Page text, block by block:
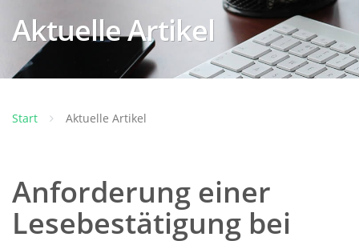
Aktuelle Artikel
Start Aktuelle Artikel
Anforderung einer
Lesebestätigung bei